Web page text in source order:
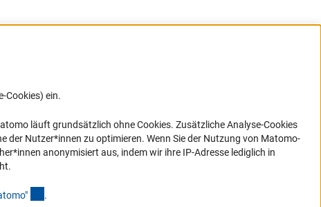
sich
Cookies) ein.
Link)
läuft grundsätzlich ohne Cookies. Zusätzliche Analyse-Cookies
der Nutzer*innen zu optimieren. Wenn Sie der Nutzung von Matomo-
anonymisiert aus, indem wir ihre IP-Adresse lediglich in
" .